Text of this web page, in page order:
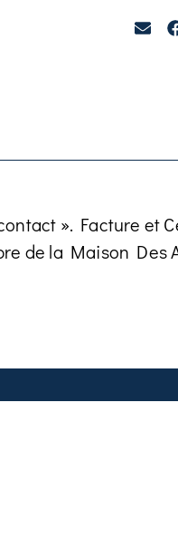
». Facture et
de la Maison Des